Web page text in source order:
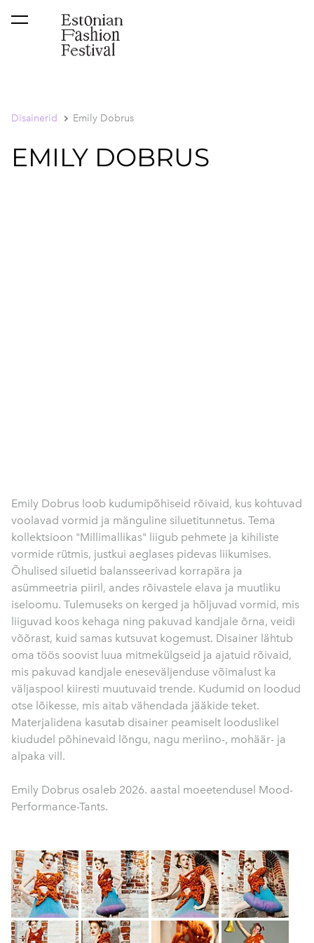
lisati ostukorvi.
Disainerid Emily Dobrus
EMILY DOBRUS
Emily Dobrus loob kudumipõhiseid rõivaid, kus kohtuvad
voolavad vormid ja mänguline siluetitunnetus. Tema
kollektsioon "Millimallikas" liigub pehmete ja kihiliste
vormide rütmis, justkui aeglases pidevas liikumises.
Õhulised siluetid balansseerivad korrapära ja
asümmeetria piiril, andes rõivastele elava ja muutliku
iseloomu. Tulemuseks on kerged ja hõljuvad vormid, mis
liiguvad koos kehaga ning pakuvad kandjale õrna, veidi
võõrast, kuid samas kutsuvat kogemust. Disainer lähtub
oma töös soovist luua mitmekülgseid ja ajatuid rõivaid,
mis pakuvad kandjale eneseväljenduse võimalust ka
väljaspool kiiresti muutuvaid trende. Kudumid on loodud
otse lõikesse, mis aitab vähendada jääkide teket.
Materjalidena kasutab disainer peamiselt looduslikel
kiududel põhinevaid lõngu, nagu meriino-, mohäär- ja
alpaka vill.
Emily Dobrus osaleb 2026. aastal moeetendusel Mood-
Performance-Tants.